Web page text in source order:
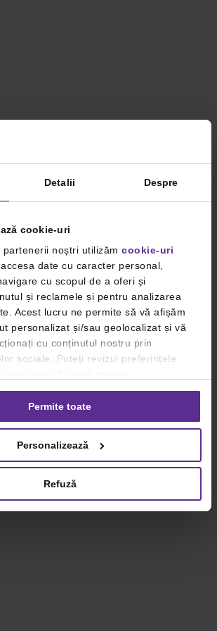
Detalii Despre
cookie-uri
noștri utilizăm cookie-uri
date cu caracter personal,
cu scopul de a oferi și
și reclamele și pentru analizarea
Acest lucru ne permite să vă afișăm
personalizat și/sau geolocalizat și vă
cu conținutul nostru prin
sociale. Puteți revizui preferințele
făcând click pe linkul către
uri.
modulelor cookie.Detalii
Permite toate
Personalizează
Refuză